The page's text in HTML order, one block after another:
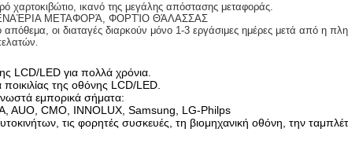
χαρτοκιβώτιο, ικανό της μεγάλης απόστασης μεταφοράς.
ΕΝΑΈΡΙΑ ΜΕΤΑΦΟΡΆ, ΦΟΡΤΊΟ ΘΆΛΑΣΣΑΣ
οι διαταγές διαρκούν μόνο 1-3 εργάσιμες ημέρες μετά από η
.
LCD/LED για πολλά χρόνια.
της οθόνης LCD/LED.
εμπορικά σήματα:
AUO, CMO, INNOLUX, Samsung, LG-Philps
τις φορητές συσκευές, τη βιομηχανική οθόνη, την